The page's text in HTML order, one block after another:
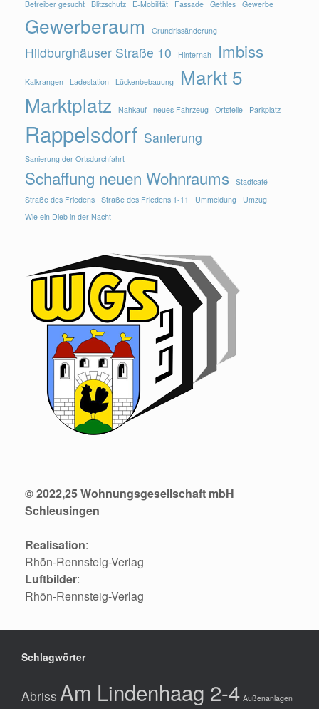
Betreiber gesucht Blitzschutz E-Mobilität Fassade Gethles Gewerbe
Gewerberaum Grundrissänderung
Hildburghäuser Straße 10 Hinternah Imbiss
Kalkrangen Ladestation Lückenbebauung
Markt 5
Marktplatz
Nahkauf neues Fahrzeug Ortsteile Parkplatz
Rappelsdorf Sanierung
Sanierung der Ortsdurchfahrt
Schaffung neuen Wohnraums Stadtcafé
Straße des Friedens Straße des Friedens 1-11 Ummeldung
Umzug
Wie ein Dieb in der Nacht
© 2022,25 Wohnungsgesellschaft mbH
Schleusingen
Realisation:
Rhön-Rennsteig-Verlag
Luftbilder:
Rhön-Rennsteig-Verlag
Schlagwörter
Abriss Am Lindenhaag 2-4 Außenanlagen